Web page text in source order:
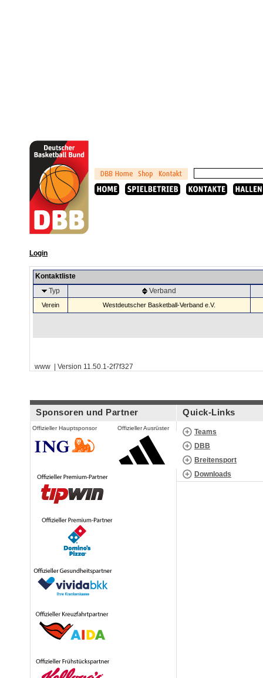
Login
Kontaktliste
Typ
Verband
Verein Westdeutscher Basketball-Verband e.V.
www | Version 11.50.1-2f7f327
Sponsoren und Partner
Offizieller Hauptsponsor Offizieller Ausrüster
Quick-Links
Teams
DBB
Breitensport
Downloads